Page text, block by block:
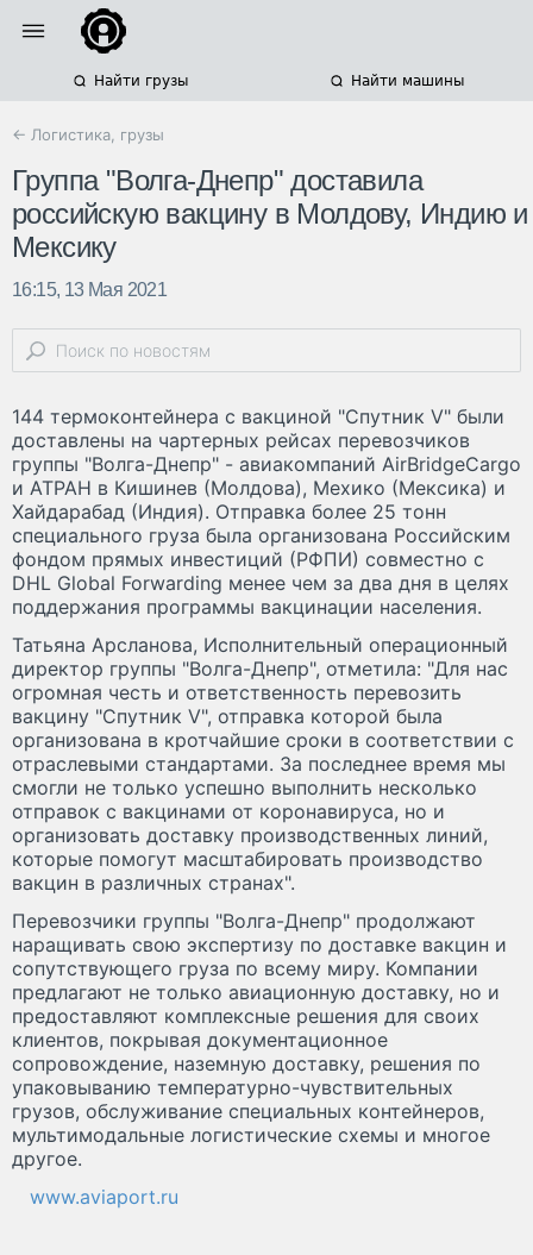
Найти грузы Найти машины
← Логистика, грузы
Группа "Волга-Днепр" доставила
российскую вакцину в Молдову, Индию и
Мексику
16:15, 13 Мая 2021
144 термоконтейнера с вакциной "Спутник V" были
доставлены на чартерных рейсах перевозчиков
группы "Волга-Днепр" - авиакомпаний AirBridgeCargo
и АТРАН в Кишинев (Молдова), Мехико (Мексика) и
Хайдарабад (Индия). Отправка более 25 тонн
специального груза была организована Российским
фондом прямых инвестиций (РФПИ) совместно с
DHL Global Forwarding менее чем за два дня в целях
поддержания программы вакцинации населения.
Татьяна Арсланова, Исполнительный операционный
директор группы "Волга-Днепр", отметила: "Для нас
огромная честь и ответственность перевозить
вакцину "Спутник V", отправка которой была
организована в кротчайшие сроки в соответствии с
отраслевыми стандартами. За последнее время мы
смогли не только успешно выполнить несколько
отправок с вакцинами от коронавируса, но и
организовать доставку производственных линий,
которые помогут масштабировать производство
вакцин в различных странах".
Перевозчики группы "Волга-Днепр" продолжают
наращивать свою экспертизу по доставке вакцин и
сопутствующего груза по всему миру. Компании
предлагают не только авиационную доставку, но и
предоставляют комплексные решения для своих
клиентов, покрывая документационное
сопровождение, наземную доставку, решения по
упаковыванию температурно-чувствительных
грузов, обслуживание специальных контейнеров,
мультимодальные логистические схемы и многое
другое.
www.aviaport.ru